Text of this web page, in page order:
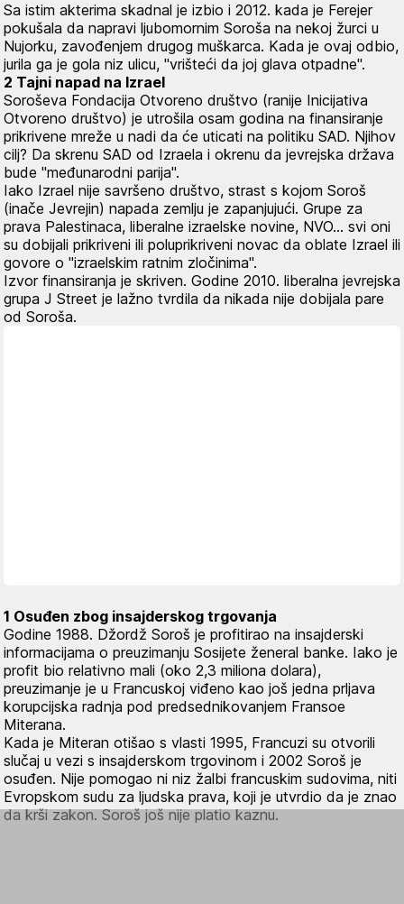
Sa istim akterima skadnal je izbio i 2012. kada je Ferejer
pokušala da napravi ljubomornim Soroša na nekoj žurci u
Nujorku, zavođenjem drugog muškarca. Kada je ovaj odbio,
jurila ga je gola niz ulicu, "vrišteći da joj glava otpadne".
2 Tajni napad na Izrael
Soroševa Fondacija Otvoreno društvo (ranije Inicijativa
Otvoreno društvo) je utrošila osam godina na finansiranje
prikrivene mreže u nadi da će uticati na politiku SAD. Njihov
cilj? Da skrenu SAD od Izraela i okrenu da jevrejska država
bude "međunarodni parija".
Iako Izrael nije savršeno društvo, strast s kojom Soroš
(inače Jevrejin) napada zemlju je zapanjujući. Grupe za
prava Palestinaca, liberalne izraelske novine, NVO... svi oni
su dobijali prikriveni ili poluprikriveni novac da oblate Izrael ili
govore o "izraelskim ratnim zločinima".
Izvor finansiranja je skriven. Godine 2010. liberalna jevrejska
grupa J Street je lažno tvrdila da nikada nije dobijala pare
od Soroša.
1 Osuđen zbog insajderskog trgovanja
Godine 1988. Džordž Soroš je profitirao na insajderski
informacijama o preuzimanju Sosijete ženeral banke. Iako je
profit bio relativno mali (oko 2,3 miliona dolara),
preuzimanje je u Francuskoj viđeno kao još jedna prljava
korupcijska radnja pod predsednikovanjem Fransoe
Miterana.
Kada je Miteran otišao s vlasti 1995, Francuzi su otvorili
slučaj u vezi s insajderskom trgovinom i 2002 Soroš je
osuđen. Nije pomogao ni niz žalbi francuskim sudovima, niti
Evropskom sudu za ljudska prava, koji je utvrdio da je znao
da krši zakon. Soroš još nije platio kaznu.